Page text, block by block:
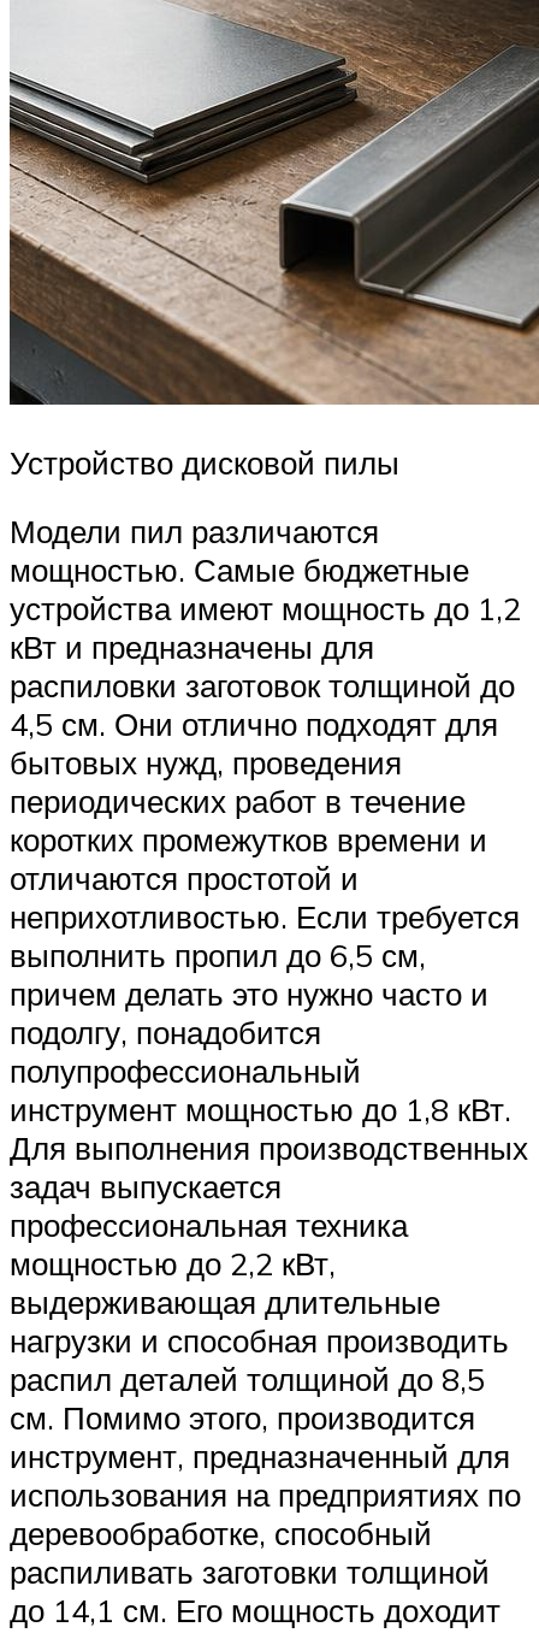
Устройство дисковой пилы
Модели пил различаются
мощностью. Самые бюджетные
устройства имеют мощность до 1,2
кВт и предназначены для
распиловки заготовок толщиной до
4,5 см. Они отлично подходят для
бытовых нужд, проведения
периодических работ в течение
коротких промежутков времени и
отличаются простотой и
неприхотливостью. Если требуется
выполнить пропил до 6,5 см,
причем делать это нужно часто и
подолгу, понадобится
полупрофессиональный
инструмент мощностью до 1,8 кВт.
Для выполнения производственных
задач выпускается
профессиональная техника
мощностью до 2,2 кВт,
выдерживающая длительные
нагрузки и способная производить
распил деталей толщиной до 8,5
см. Помимо этого, производится
инструмент, предназначенный для
использования на предприятиях по
деревообработке, способный
распиливать заготовки толщиной
до 14,1 см. Его мощность доходит